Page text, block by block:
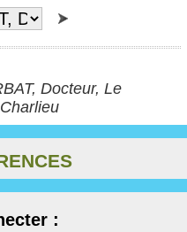
Docteur, Le
: